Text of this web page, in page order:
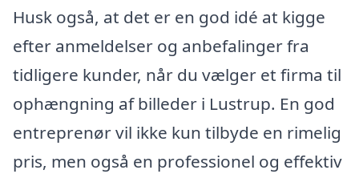
Husk også, at det er en god idé at kigge
efter anmeldelser og anbefalinger fra
tidligere kunder, når du vælger et firma til
ophængning af billeder i Lustrup. En god
entreprenør vil ikke kun tilbyde en rimelig
pris, men også en professionel og effektiv